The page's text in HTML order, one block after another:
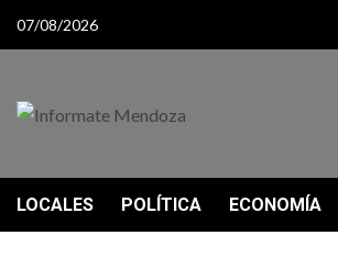
07/08/2026
LOCALES POLÍTICA ECONOMÍA